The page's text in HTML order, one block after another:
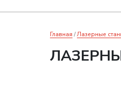
Главная Лазерные